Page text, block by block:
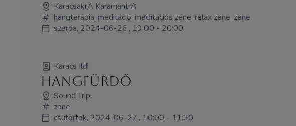
KaracsakrA KaramantrA
hangterápia, meditáció, meditációs zene, relax zene, zene
szerda, 2024-06-26., 19:00 - 20:00
Karacs Ildi
Hangfürdő
Sound Trip
zene
csütörtök, 2024-06-27., 10:00 - 11:30